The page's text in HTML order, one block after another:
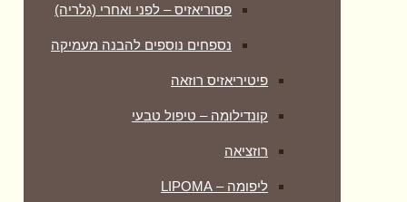
פסוריאזיס – לפני ואחרי (גלריה)
נספחים נוספים להבנה מעמיקה
פיטיריאזיס רוזאה
קונדילומה – טיפול טבעי
רוזציאה
ליפומה – LIPOMA